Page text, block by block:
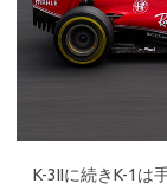
K-3IIに続きK-1は